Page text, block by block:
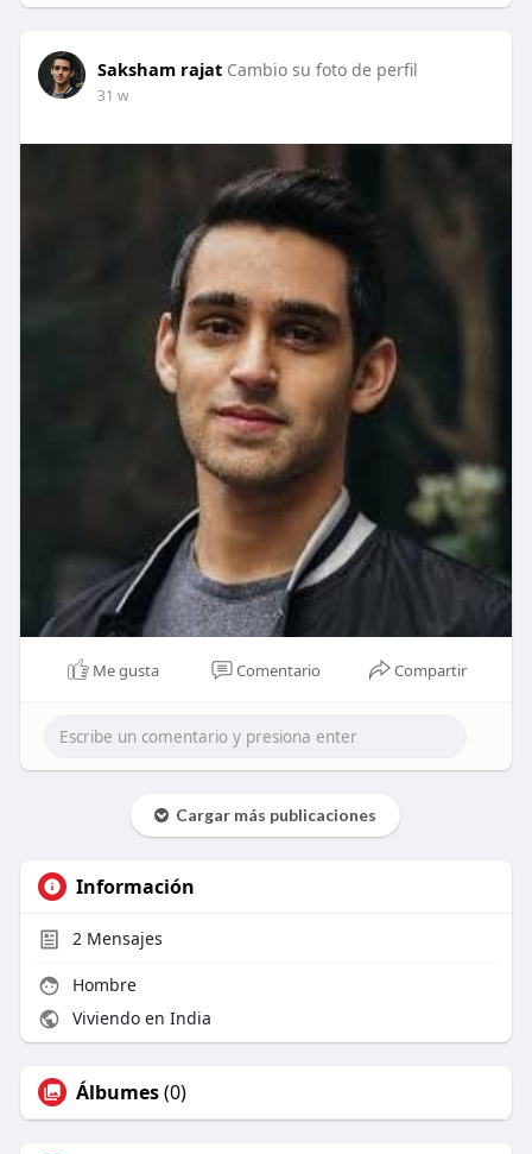
Saksham rajat Cambio su foto de perfil
31 w
Me gusta Comentario Compartir
Cargar más publicaciones
Información
2Mensajes
Hombre
Viviendo en India
Álbumes(0)